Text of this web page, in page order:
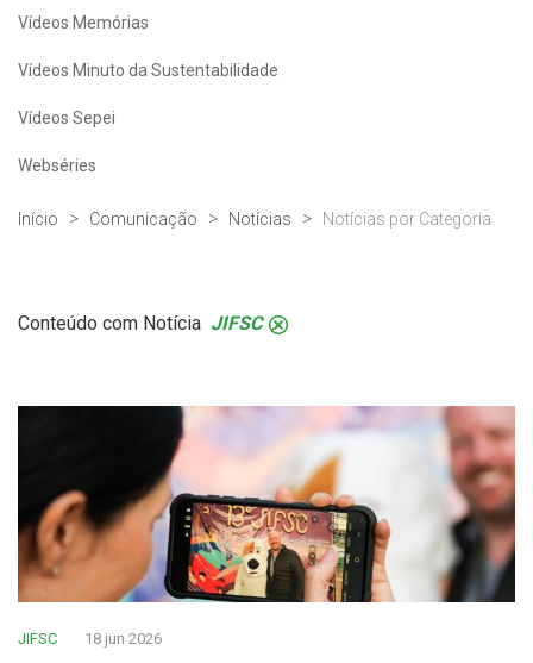
Vídeos Memórias
Vídeos Minuto da Sustentabilidade
Vídeos Sepei
Webséries
Início Comunicação Notícias Notícias por Categoria
Conteúdo com Notícia JIFSC .
JIFSC 18 jun 2026